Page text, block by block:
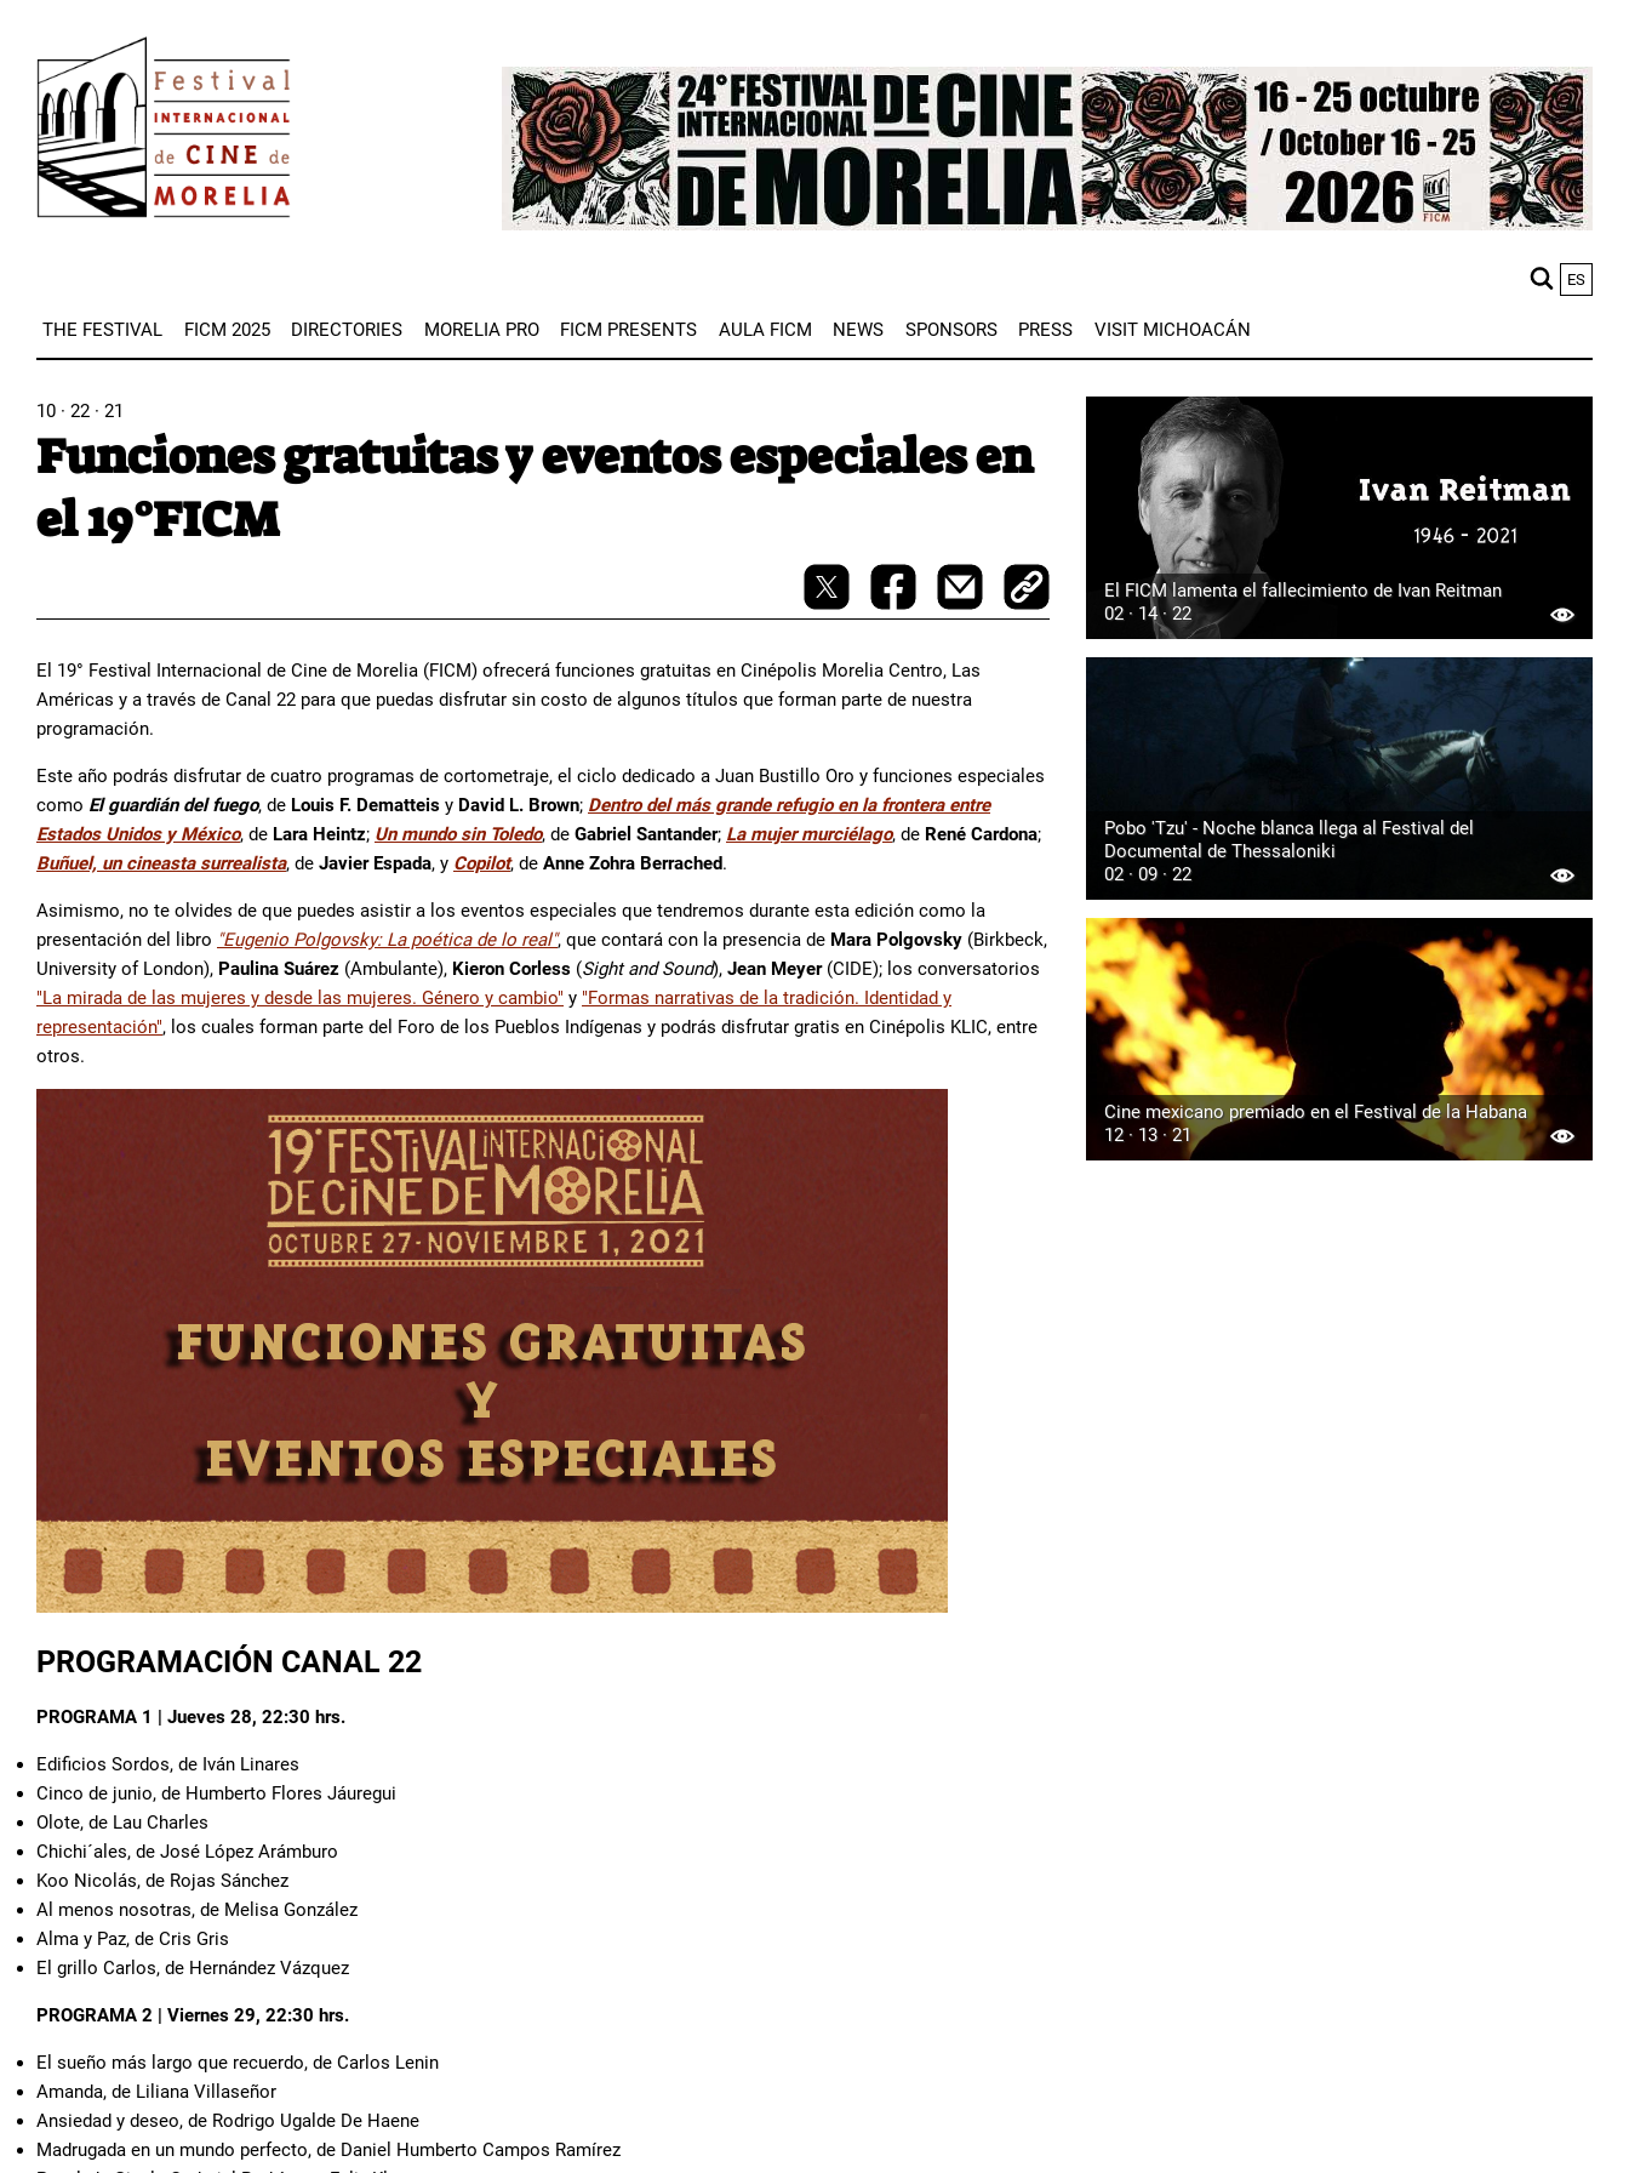
main
content
Image
ES
THE FESTIVAL FICM 2025 DIRECTORIES MORELIA PRO FICM PRESENTS AULA FICM NEWS SPONSORS PRESS VISIT MICHOACÁN
10 · 22 · 21
Funciones gratuitas y eventos especiales en
el 19°FICM
El 19° Festival Internacional de Cine de Morelia (FICM) ofrecerá funciones gratuitas en Cinépolis Morelia Centro, Las
Américas y a través de Canal 22 para que puedas disfrutar sin costo de algunos títulos que forman parte de nuestra
programación.
Este año podrás disfrutar de cuatro programas de cortometraje, el ciclo dedicado a Juan Bustillo Oro y funciones especiales
como El guardián del fuego, de Louis F. Dematteis y David L. Brown; Dentro del más grande refugio en la frontera entre
Estados Unidos y México, de Lara Heintz; Un mundo sin Toledo, de Gabriel Santander; La mujer murciélago, de René Cardona;
Buñuel, un cineasta surrealista, de Javier Espada, y Copilot, de Anne Zohra Berrached.
Asimismo, no te olvides de que puedes asistir a los eventos especiales que tendremos durante esta edición como la
presentación del libro "Eugenio Polgovsky: La poética de lo real", que contará con la presencia de Mara Polgovsky (Birkbeck,
University of London), Paulina Suárez (Ambulante), Kieron Corless (Sight and Sound), Jean Meyer(CIDE); los conversatorios
"La mirada de las mujeres y desde las mujeres. Género y cambio" y "Formas narrativas de la tradición. Identidad y
representación", los cuales forman parte del Foro de los Pueblos Indígenas y podrás disfrutar gratis en Cinépolis KLIC, entre
otros.
PROGRAMACIÓN CANAL 22
PROGRAMA 1 | Jueves 28, 22:30 hrs.
Edificios Sordos, de Iván Linares
Cinco de junio, de Humberto Flores Jáuregui
Olote, de Lau Charles
Chichi´ales, de José López Arámburo
Koo Nicolás, de Rojas Sánchez
Al menos nosotras, de Melisa González
Alma y Paz, de Cris Gris
El grillo Carlos, de Hernández Vázquez
PROGRAMA 2 | Viernes 29, 22:30 hrs.
El sueño más largo que recuerdo, de Carlos Lenin
Amanda, de Liliana Villaseñor
Ansiedad y deseo, de Rodrigo Ugalde De Haene
Madrugada en un mundo perfecto, de Daniel Humberto Campos Ramírez
El FICM lamenta el fallecimiento de Ivan Reitman
02 · 14 · 22
Pobo 'Tzu' - Noche blanca llega al Festival del
Documental de Thessaloniki
02 · 09 · 22
Cine mexicano premiado en el Festival de la Habana
12 · 13 · 21